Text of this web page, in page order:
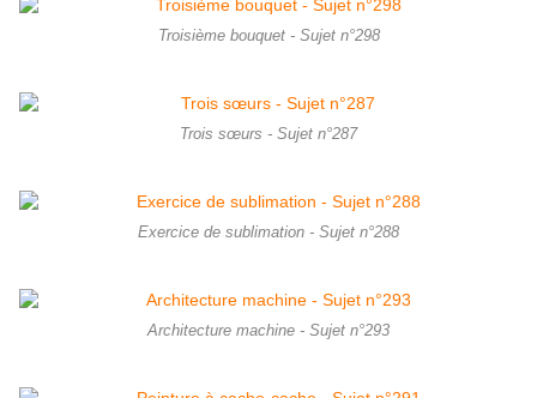
Troisième bouquet - Sujet n°298
Trois sœurs - Sujet n°287
Exercice de sublimation - Sujet n°288
Architecture machine - Sujet n°293